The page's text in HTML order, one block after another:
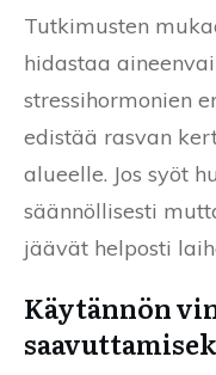
Tutkimusten
hidastaa
stressihormonien
edistää rasvan
alueelle. Jos syöt
säännöllisesti
jäävät helposti
Käytännön